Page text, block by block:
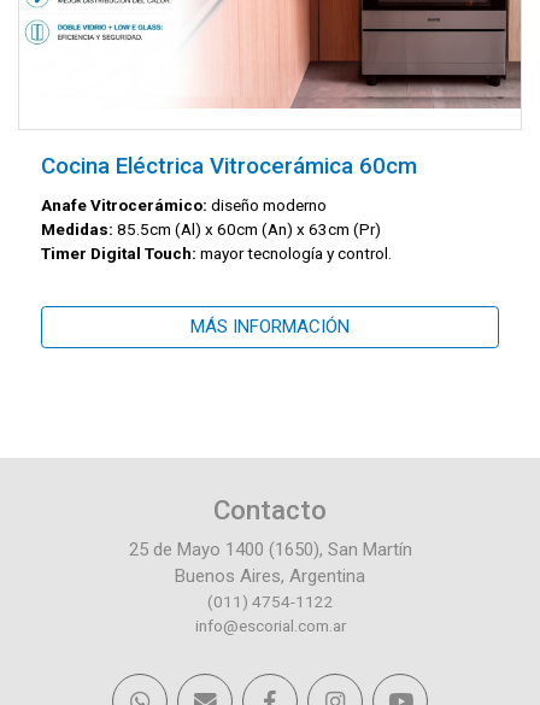
Cocina Eléctrica Vitrocerámica 60cm
Anafe Vitrocerámico: diseño moderno
Medidas: 85.5cm (Al) x 60cm (An) x 63cm (Pr)
Timer Digital Touch: mayor tecnología y control.
MÁS INFORMACIÓN
Contacto
25 de Mayo 1400 (1650), San Martín
Buenos Aires, Argentina
(011) 4754-1122
info@escorial.com.ar